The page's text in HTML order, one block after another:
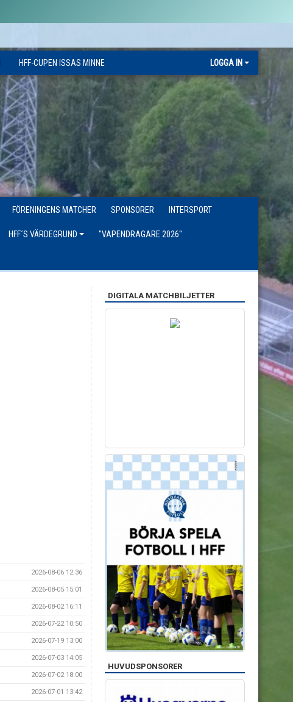
HFF-CUPEN ISSAS MINNE LOGGA IN
FÖRENINGENS MATCHER SPONSORER INTERSPORT
HFF´S VÄRDEGRUND "VAPENDRAGARE 2026"
2026-08-06 12:36
2026-08-05 15:01
2026-08-02 16:11
2026-07-22 10:50
2026-07-19 13:00
2026-07-03 14:05
2026-07-02 18:00
2026-07-01 13:42
DIGITALA MATCHBILJETTER
HUVUDSPONSORER